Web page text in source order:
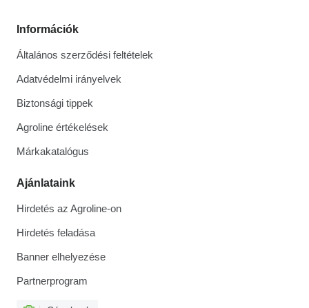
Információk
Általános szerződési feltételek
Adatvédelmi irányelvek
Biztonsági tippek
Agroline értékelések
Márkakatalógus
Ajánlataink
Hirdetés az Agroline-on
Hirdetés feladása
Banner elhelyezése
Partnerprogram